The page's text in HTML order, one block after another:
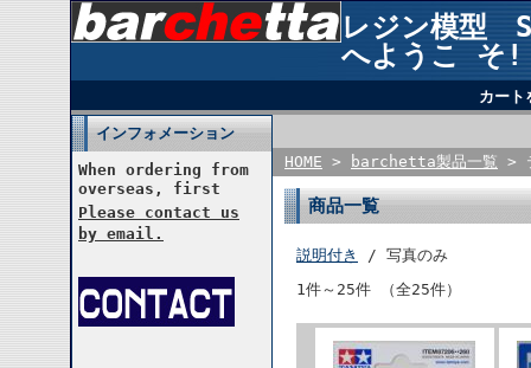
レジン模型
へようこ そ!
カート
インフォメーション
When ordering from
overseas, first
Please contact us
by email.
HOME > barchetta製品一覧 >
商品一覧
説明付き
/ 写真のみ
1件～25件 （全25件）